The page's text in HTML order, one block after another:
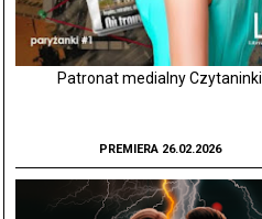
Patronat medialny Czytaninki
PREMIERA 26.02.2026